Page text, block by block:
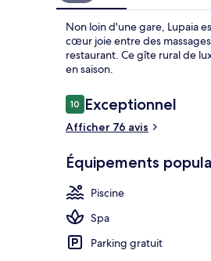
Non loin d'une gare, Lupaia
cœur joie entre des
restaurant. Ce gîte rural de
en saison.
Avis
voyageurs
1010 sur 10
Exceptionnel
Afficher 76 avis
Équipements
Piscine
Spa
Parking gratuit